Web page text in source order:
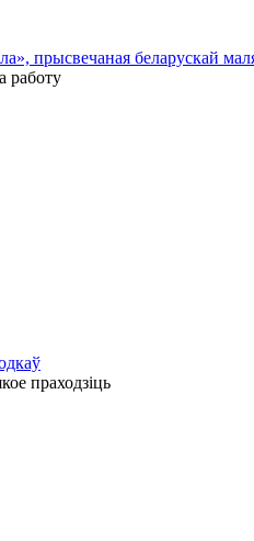
прысвечаная беларускай
работу
праходзіць